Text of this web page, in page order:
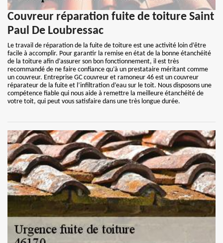
Couvreur réparation fuite de toiture Saint
Paul De Loubressac
Le travail de réparation de la fuite de toiture est une activité loin d’être
facile à accomplir. Pour garantir la remise en état de la bonne étanchéité
de la toiture afin d’assurer son bon fonctionnement, il est très
recommandé de ne faire confiance qu’à un prestataire méritant comme
un couvreur. Entreprise GC couvreur et ramoneur 46 est un couvreur
réparateur de la fuite et l’infiltration d’eau sur le toit. Nous disposons une
compétence fiable qui nous aide à remettre la meilleure étanchéité de
votre toit, qui peut vous satisfaire dans une très longue durée.